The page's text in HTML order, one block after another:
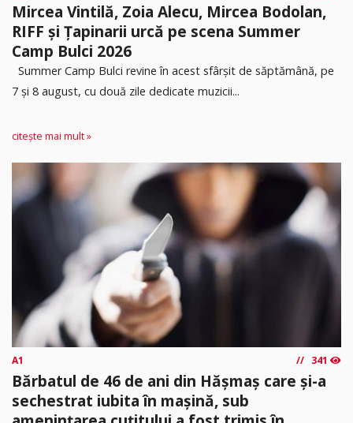
Mircea Vintilă, Zoia Alecu, Mircea Bodolan,
RIFF și Țapinarii urcă pe scena Summer
Camp Bulci 2026
Summer Camp Bulci revine în acest sfârșit de săptămână, pe
7 și 8 august, cu două zile dedicate muzicii...
citește mai mult »
A1 341
Bărbatul de 46 de ani din Hășmaș care și-a
sechestrat iubita în mașină, sub